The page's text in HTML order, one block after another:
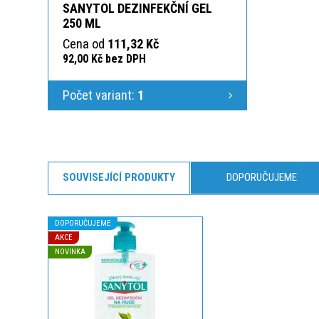
SANYTOL DEZINFEKČNÍ GEL
250 ML
Cena od 111,32 Kč
92,00 Kč bez DPH
Počet variant: 1
SOUVISEJÍCÍ PRODUKTY DOPORUČUJEME
DOPORUČUJEME
AKCE
NOVINKA